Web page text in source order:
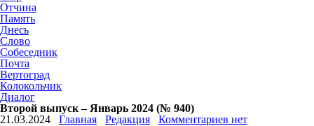
Отчина
Память
Днесь
Слово
Собеседник
Почта
Вертоград
Колокольчик
Диалог
Второй выпуск – Январь 2024 (№ 940)
21.03.2024
Главная Редакция
Комментариев нет